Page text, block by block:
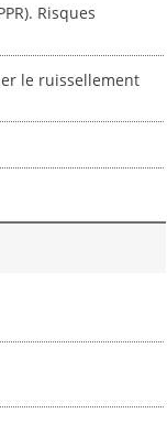
Risques
le ruissellement